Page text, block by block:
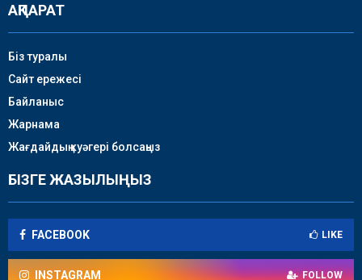
АҚПАРАТ
Біз туралы
Сайт ережесі
Байланыс
Жарнама
Жағдайдың куәгері болсаңыз
БІЗГЕ ЖАЗЫЛЫҢЫЗ
FACEBOOK LIKE
INSTAGRAM FOLLOW